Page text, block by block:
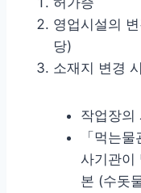
영업시설의
당)
소재지 변경
작업장의
「먹는
사기관이
본 (수돗